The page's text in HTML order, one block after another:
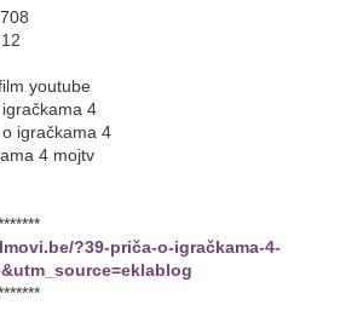
youtube
4
igračkama 4
4 mojtv
?39-priča-o-igračkama-4-